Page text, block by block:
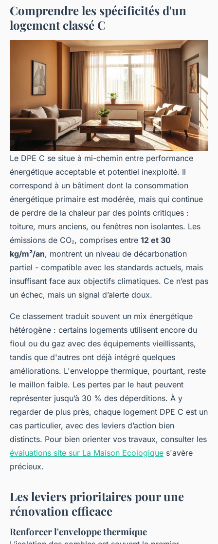
Comprendre les spécificités d'un
logement classé C
Le DPE C se situe à mi-chemin entre performance
énergétique acceptable et potentiel inexploité. Il
correspond à un bâtiment dont la consommation
énergétique primaire est modérée, mais qui continue
de perdre de la chaleur par des points critiques :
toiture, murs anciens, ou fenêtres non isolantes. Les
émissions de CO₂, comprises entre 12 et 30
kg/m²/an, montrent un niveau de décarbonation
partiel - compatible avec les standards actuels, mais
insuffisant face aux objectifs climatiques. Ce n’est pas
un échec, mais un signal d’alerte doux.
Ce classement traduit souvent un mix énergétique
hétérogène : certains logements utilisent encore du
fioul ou du gaz avec des équipements vieillissants,
tandis que d'autres ont déjà intégré quelques
améliorations. L'enveloppe thermique, pourtant, reste
le maillon faible. Les pertes par le haut peuvent
représenter jusqu’à 30 % des déperditions. À y
regarder de plus près, chaque logement DPE C est un
cas particulier, avec des leviers d’action bien
distincts. Pour bien orienter vos travaux, consulter les
évaluations site sur La Maison Ecologique s'avère
précieux.
Les leviers prioritaires pour une
rénovation efficace
Renforcer l'enveloppe thermique